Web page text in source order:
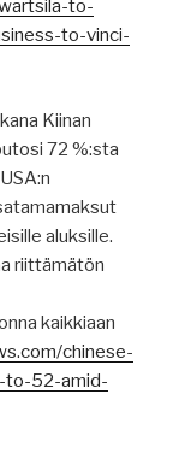
to-
to-vinci-
Kiinan
72 %:sta
aluksille.
riittämätön
kaikkiaan
chinese-
to-52-amid-